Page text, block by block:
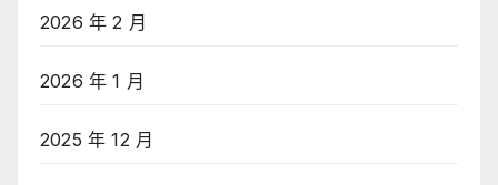
2026 年 2 月
2026 年 1 月
2025 年 12 月